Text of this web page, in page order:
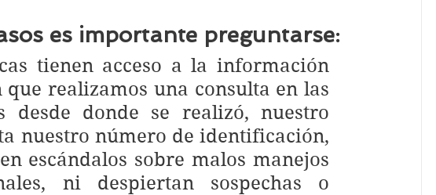
es importante preguntarse:
tienen acceso a la información
realizamos una consulta en las
desde donde se realizó, nuestro
nuestro número de identificación,
escándalos sobre malos manejos
ni despiertan sospechas o